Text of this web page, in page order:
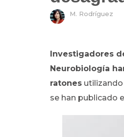
M. Rodríguez
Investigadores
Neurobiología
ratones
se han publicado